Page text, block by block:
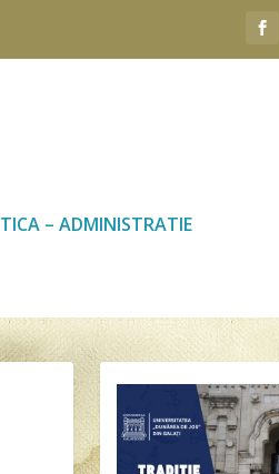
– ADMINISTRATIE